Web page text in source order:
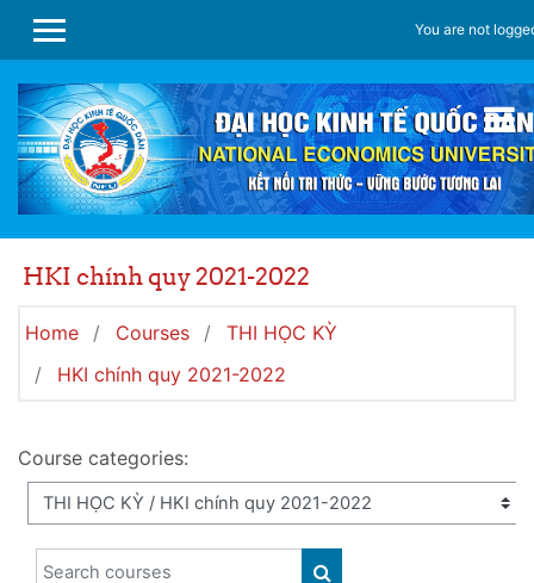
SIDE PANEL
You are not
HKI chính quy 2021-2022
Home Courses
THI HỌC KỲ
HKI chính quy 2021-2022
Course categories:
Search courses